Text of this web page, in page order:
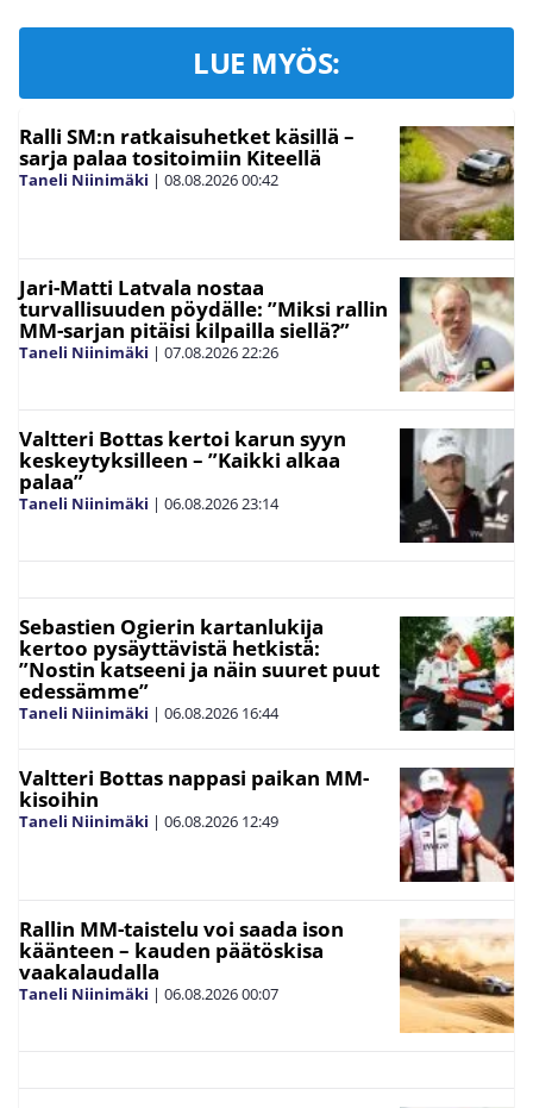
LUE MYÖS:
Ralli SM:n ratkaisuhetket käsillä –
sarja palaa tositoimiin Kiteellä
Taneli Niinimäki | 08.08.202600:42
Jari-Matti Latvala nostaa
turvallisuuden pöydälle: ”Miksi rallin
MM-sarjan pitäisi kilpailla siellä?”
Taneli Niinimäki | 07.08.202622:26
Valtteri Bottas kertoi karun syyn
keskeytyksilleen – ”Kaikki alkaa
palaa”
Taneli Niinimäki | 06.08.202623:14
Sebastien Ogierin kartanlukija
kertoo pysäyttävistä hetkistä:
”Nostin katseeni ja näin suuret puut
edessämme”
Taneli Niinimäki | 06.08.2026 16:44
Valtteri Bottas nappasi paikan MM-
kisoihin
Taneli Niinimäki | 06.08.2026 12:49
Rallin MM-taistelu voi saada ison
käänteen – kauden päätöskisa
vaakalaudalla
Taneli Niinimäki | 06.08.202600:07